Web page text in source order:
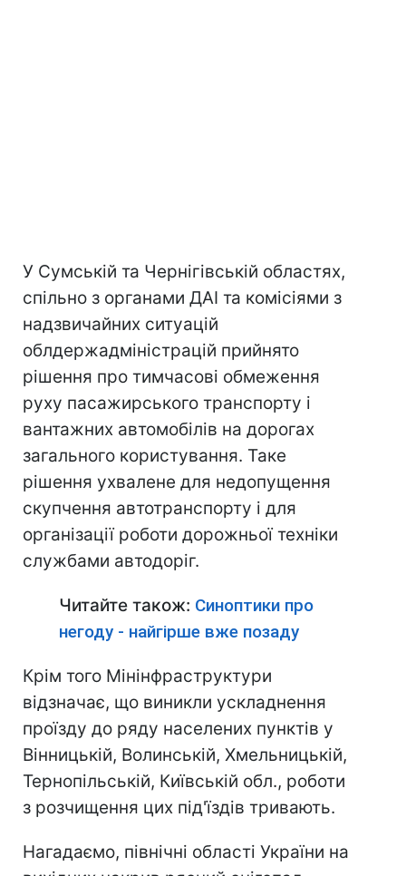
У Сумській та Чернігівській областях,
спільно з органами ДАІ та комісіями з
надзвичайних ситуацій
облдержадміністрацій прийнято
рішення про тимчасові обмеження
руху пасажирського транспорту і
вантажних автомобілів на дорогах
загального користування. Таке
рішення ухвалене для недопущення
скупчення автотранспорту і для
організації роботи дорожньої техніки
службами автодоріг.
Читайте також: Синоптики про
негоду - найгірше вже позаду
Крім того Мiнiнфраструктури
відзначає, що виникли ускладнення
проїзду до ряду населених пунктів у
Вінницькій, Волинській, Хмельницькій,
Тернопільській, Київській обл., роботи
з розчищення цих під'їздів тривають.
Нагадаємо, північні області України на